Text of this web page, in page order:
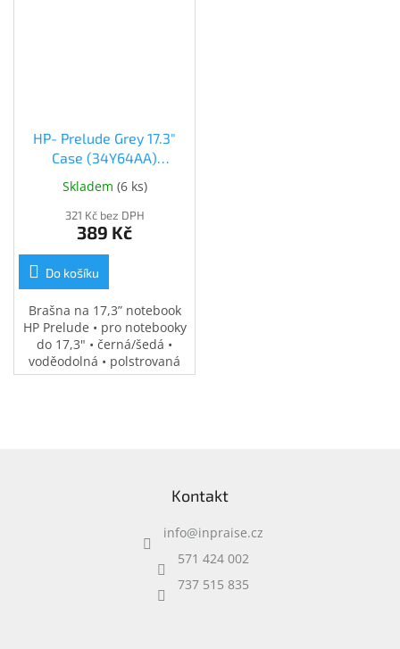
Přihlášení
HP- Prelude Grey 17.3"
Case (34Y64AA)
(34Y64AA)
Skladem (6 ks)
321 Kč bez DPH
389 Kč
Do košíku
Brašna na 17,3” notebook
HP Prelude • pro notebooky
do 17,3" • černá/šedá •
voděodolná • polstrovaná
přihrádka na notebook •
Kontakt
info@inpraise.cz
571 424 002
737 515 835